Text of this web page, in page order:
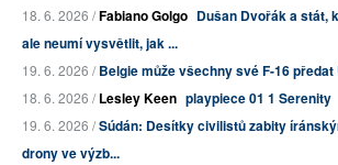
18. 6. 2026 /Fabiano Golgo Dušan Dvořák a stát,
ale neumí vysvětlit, jak ...
19. 6. 2026 /Belgie může všechny své F-16
18. 6. 2026 /Lesley Keen playpiece 01 1 Serenity
19. 6. 2026 /Súdán: Desítky civilistů zabity
drony ve výzb...